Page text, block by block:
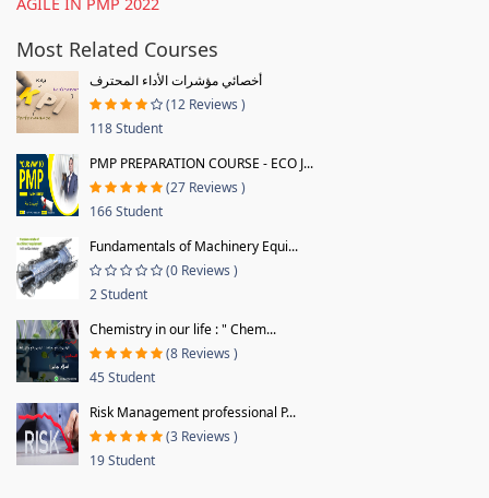
Most Related Courses
أخصائي مؤشرات الأداء المحترف
(12 Reviews )
118 Student
PMP PREPARATION COURSE - ECO J...
(27 Reviews )
166 Student
Fundamentals of Machinery Equi...
(0 Reviews )
2 Student
Chemistry in our life : " Chem...
(8 Reviews )
45 Student
Risk Management professional P...
(3 Reviews )
19 Student